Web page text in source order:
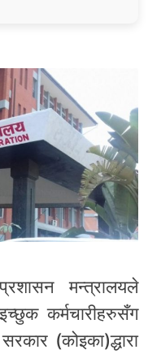
मन्त्रालयले
कर्मचारीहरुसँग
(कोइका)द्धारा